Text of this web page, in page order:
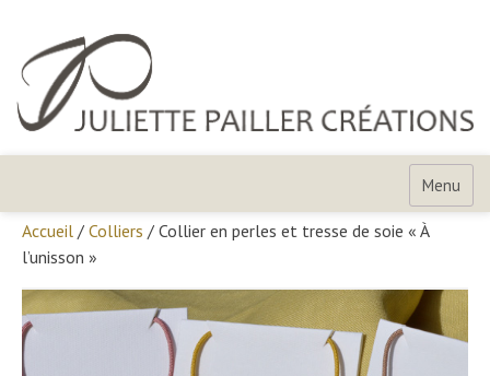
content
Juliette
Créations
Menu
Accueil / Colliers / Collier en perles et tresse de soie « À
l’unisson »